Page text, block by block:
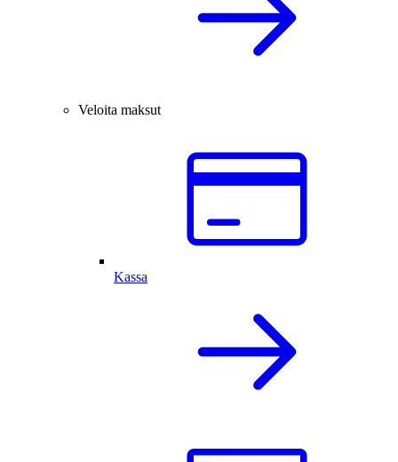
Veloita maksut
Kassa